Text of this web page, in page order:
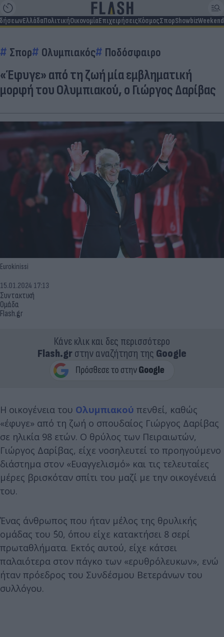
ΕλλάδαΠολιτικήΟικονομίαΕπιχειρήσειςΚόσμοςΣπορShowbizWeekend
Σπορ Ολυμπιακός Ποδόσφαιρο
«Έφυγε» από τη ζωή μία εμβληματική
μορφή του Ολυμπιακού, ο Γιώργος Δαρίβας
Eurokinissi
Συντακτική
Ομάδα
Flash.gr
15.01.2024 17:13
Κάνε κλικ και δες περισσότερο
Flash.grστην αναζήτηση της Google
Η οικογένεια του Ολυμπιακού πενθεί, καθώς
«έφυγε» από τη ζωή ο σπουδαίος Γιώργος Δαρίβας
σε ηλικία 98 ετών. Ο θρύλος των Πειραιωτών,
Γιώργος Δαρίβας, είχε νοσηλευτεί το προηγούμενο
διάστημα στον «Ευαγγελισμό» και τις τελευταίες
μέρες βρισκόταν σπίτι του μαζί με την οικογένειά
του.
Ένας άνθρωπος που ήταν μέλος της θρυλικής
ομάδας του ΄50, όπου είχε κατακτήσει 8 σερί
πρωταθλήματα. Εκτός αυτού, είχε κάτσει
παλαιότερα στον πάγκο των «ερυθρόλευκων», ενώ
ήταν πρόεδρος του Συνδέσμου Βετεράνων του
συλλόγου.